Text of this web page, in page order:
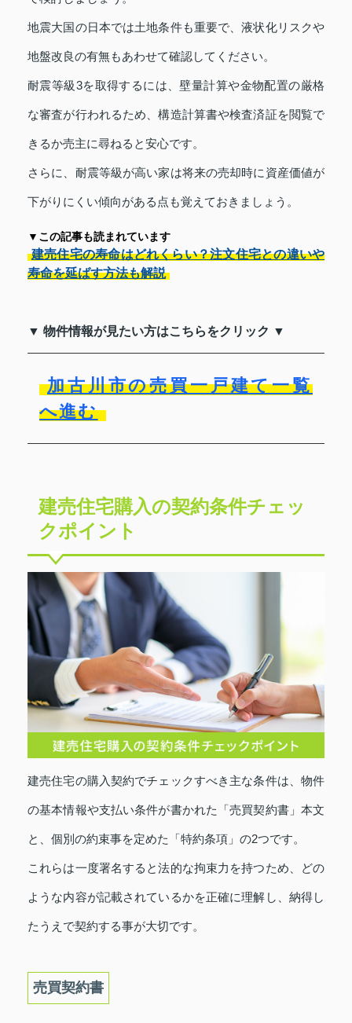
地震大国の日本では土地条件も重要で、液状化リスクや
地盤改良の有無もあわせて確認してください。
耐震等級3を取得するには、壁量計算や金物配置の厳格
な審査が行われるため、構造計算書や検査済証を閲覧で
きるか売主に尋ねると安心です。
さらに、耐震等級が高い家は将来の売却時に資産価値が
下がりにくい傾向がある点も覚えておきましょう。
▼この記事も読まれています
建売住宅の寿命はどれくらい？注文住宅との違いや
寿命を延ばす方法も解説
▼ 物件情報が見たい方はこちらをクリック ▼
加古川市の売買一戸建て一覧
へ進む
建売住宅購入の契約条件チェッ
クポイント
建売住宅の購入契約でチェックすべき主な条件は、物件
の基本情報や支払い条件が書かれた「売買契約書」本文
と、個別の約束事を定めた「特約条項」の2つです。
これらは一度署名すると法的な拘束力を持つため、どの
ような内容が記載されているかを正確に理解し、納得し
たうえで契約する事が大切です。
売買契約書